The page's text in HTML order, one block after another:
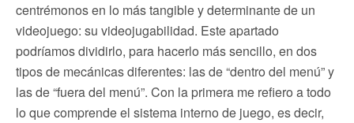
centrémonos en lo más tangible y determinante de un
videojuego: su videojugabilidad. Este apartado
podríamos dividirlo, para hacerlo más sencillo, en dos
tipos de mecánicas diferentes: las de “dentro del menú” y
las de “fuera del menú”. Con la primera me refiero a todo
lo que comprende el sistema interno de juego, es decir,